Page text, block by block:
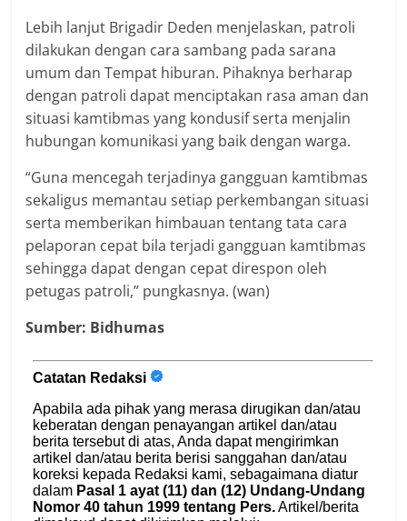
Lebih lanjut Brigadir Deden menjelaskan, patroli
dilakukan dengan cara sambang pada sarana
umum dan Tempat hiburan. Pihaknya berharap
dengan patroli dapat menciptakan rasa aman dan
situasi kamtibmas yang kondusif serta menjalin
hubungan komunikasi yang baik dengan warga.
“Guna mencegah terjadinya gangguan kamtibmas
sekaligus memantau setiap perkembangan situasi
serta memberikan himbauan tentang tata cara
pelaporan cepat bila terjadi gangguan kamtibmas
sehingga dapat dengan cepat direspon oleh
petugas patroli,” pungkasnya. (wan)
Sumber: Bidhumas